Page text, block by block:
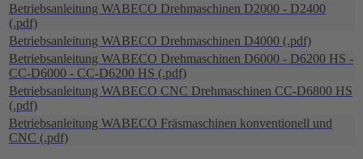
Betriebsanleitung WABECO Drehmaschinen D2000 - D2400
(.pdf)
Betriebsanleitung WABECO Drehmaschinen D4000 (.pdf)
Betriebsanleitung WABECO Drehmaschinen D6000 - D6200 HS -
CC-D6000 - CC-D6200 HS (.pdf)
Betriebsanleitung WABECO CNC Drehmaschinen CC-D6800 HS
(.pdf)
Betriebsanleitung WABECO Fräsmaschinen konventionell und
CNC (.pdf)